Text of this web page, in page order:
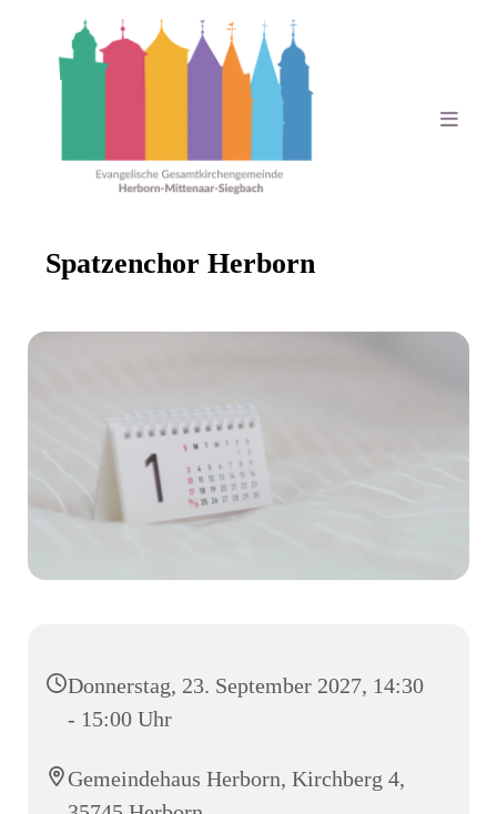
Spatzenchor Herborn
Donnerstag, 23. September 2027, 14:30
- 15:00 Uhr
Gemeindehaus Herborn, Kirchberg 4,